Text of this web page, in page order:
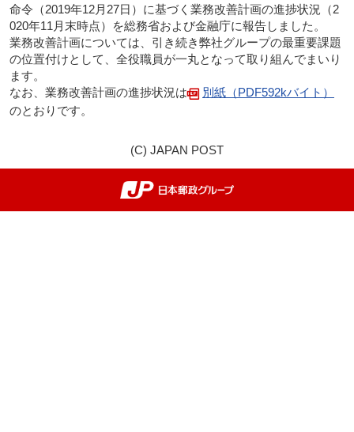
命令（2019年12月27日）に基づく業務改善計画の進捗状況（2
020年11月末時点）を総務省および金融庁に報告しました。
業務改善計画については、引き続き弊社グループの最重要課題
の位置付けとして、全役職員が一丸となって取り組んでまいり
ます。
なお、業務改善計画の進捗状況は
別紙（PDF592kバイト）
のとおりです。
(C) JAPAN POST